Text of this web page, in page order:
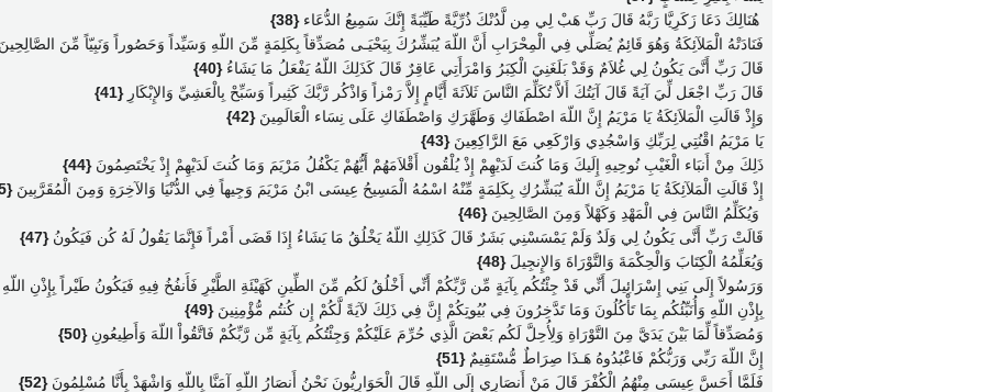
‏ هُنَالِكَ دَعَا زَكَرِيَّا رَبَّهُ قَالَ رَبِّ هَبْ لِي مِن لَّدُنْكَ ذُرِّيَّةً طَيِّبَةً إِنَّكَ سَمِيعُ الدُّعَاء{38}
فَنَادَتْهُ الْمَلآئِكَةُ وَهُوَ قَائِمٌ يُصَلِّي فِي الْمِحْرَابِ أَنَّ اللّهَ يُبَشِّرُكَ بِيَحْيَـى مُصَدِّقاً بِكَلِمَةٍ مِّنَ اللّهِ وَسَيِّداً وَحَصُوراً وَنَبِيّاً مِّنَ
قَالَ رَبِّ أَنَّىَ يَكُونُ لِي غُلاَمٌ وَقَدْ بَلَغَنِيَ الْكِبَرُ وَامْرَأَتِي عَاقِرٌ قَالَ كَذَلِكَ اللّهُ يَفْعَلُ مَا يَشَاءُ{40}
قَالَ رَبِّ اجْعَل لِّيَ آيَةً قَالَ آيَتُكَ أَلاَّ تُكَلِّمَ النَّاسَ ثَلاَثَةَ أَيَّامٍ إِلاَّ رَمْزاً وَاذْكُر رَّبَّكَ كَثِيراً وَسَبِّحْ بِالْعَشِيِّ وَالإِبْكَارِ{41}
وَإِذْ قَالَتِ الْمَلاَئِكَةُ يَا مَرْيَمُ إِنَّ اللّهَ اصْطَفَاكِ وَطَهَّرَكِ وَاصْطَفَاكِ عَلَى نِسَاء الْعَالَمِينَ{42}
يَا مَرْيَمُ اقْنُتِي لِرَبِّكِ وَاسْجُدِي وَارْكَعِي مَعَ الرَّاكِعِينَ{43}
ذَلِكَ مِنْ أَنبَاء الْغَيْبِ نُوحِيهِ إِلَيكَ وَمَا كُنتَ لَدَيْهِمْ إِذْ يُلْقُون أَقْلاَمَهُمْ أَيُّهُمْ يَكْفُلُ مَرْيَمَ وَمَا كُنتَ لَدَيْهِمْ إِذْ يَخْتَصِمُونَ{44}
إِذْ قَالَتِ الْمَلآئِكَةُ يَا مَرْيَمُ إِنَّ اللّهَ يُبَشِّرُكِ بِكَلِمَةٍ مِّنْهُ اسْمُهُ الْمَسِيحُ عِيسَى ابْنُ مَرْيَمَ وَجِيهاً فِي الدُّنْيَا وَالآخِرَةِ وَمِنَ الْمُقَرَّبِينَ{45}
‏ وَيُكَلِّمُ النَّاسَ فِي الْمَهْدِ وَكَهْلاً وَمِنَ الصَّالِحِينَ{46}
قَالَتْ رَبِّ أَنَّى يَكُونُ لِي وَلَدٌ وَلَمْ يَمْسَسْنِي بَشَرٌ قَالَ كَذَلِكِ اللّهُ يَخْلُقُ مَا يَشَاءُ إِذَا قَضَى أَمْراً فَإِنَّمَا يَقُولُ لَهُ كُن فَيَكُونُ{47}
وَيُعَلِّمُهُ الْكِتَابَ وَالْحِكْمَةَ وَالتَّوْرَاةَ وَالإِنجِيلَ{48}
وَرَسُولاً إِلَى بَنِي إِسْرَائِيلَ أَنِّي قَدْ جِئْتُكُم بِآيَةٍ مِّن رَّبِّكُمْ أَنِّي أَخْلُقُ لَكُم مِّنَ الطِّينِ كَهَيْئَةِ الطَّيْرِ فَأَنفُخُ فِيهِ فَيَكُونُ طَيْراً بِإِذْنِ
بِإِذْنِ اللّهِ وَأُنَبِّئُكُم بِمَا تَأْكُلُونَ وَمَا تَدَّخِرُونَ فِي بُيُوتِكُمْ إِنَّ فِي ذَلِكَ لآيَةً لَّكُمْ إِن كُنتُم مُّؤْمِنِينَ{49}
وَمُصَدِّقاً لِّمَا بَيْنَ يَدَيَّ مِنَ التَّوْرَاةِ وَلِأُحِلَّ لَكُم بَعْضَ الَّذِي حُرِّمَ عَلَيْكُمْ وَجِئْتُكُم بِآيَةٍ مِّن رَّبِّكُمْ فَاتَّقُواْ اللّهَ وَأَطِيعُونِ{50}
إِنَّ اللّهَ رَبِّي وَرَبُّكُمْ فَاعْبُدُوهُ هَـذَا صِرَاطٌ مُّسْتَقِيمٌ{51}
فَلَمَّا أَحَسَّ عِيسَى مِنْهُمُ الْكُفْرَ قَالَ مَنْ أَنصَارِي إِلَى اللّهِ قَالَ الْحَوَارِيُّونَ نَحْنُ أَنصَارُ اللّهِ آمَنَّا بِاللّهِ وَاشْهَدْ بِأَنَّا مُسْلِمُونَ{52}